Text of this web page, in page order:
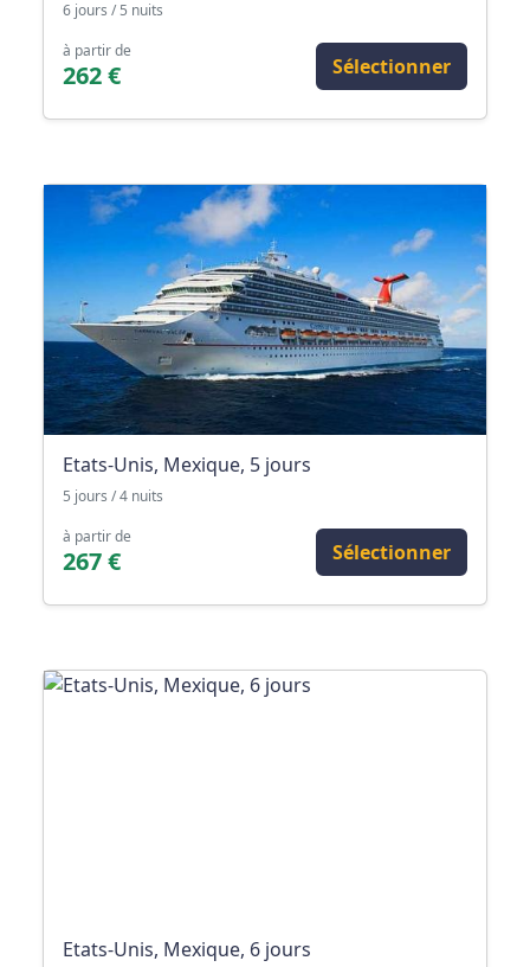
6 jours / 5 nuits
à partir de
262 € Sélectionner
Etats-Unis, Mexique, 5 jours
5 jours / 4 nuits
à partir de
267 € Sélectionner
Etats-Unis, Mexique, 6 jours